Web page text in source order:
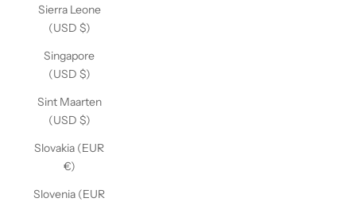
Sierra Leone
(USD $)
Singapore
(USD $)
Sint Maarten
(USD $)
Slovakia (EUR
€)
Slovenia (EUR